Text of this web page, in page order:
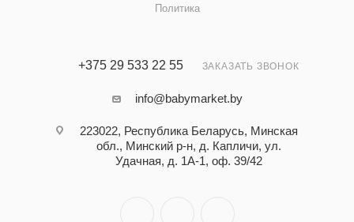
Политика
+375 29 533 22 55 ЗАКАЗАТЬ ЗВОНОК
info@babymarket.by
223022, Республика Беларусь, Минская
обл., Минский р-н, д. Капличи, ул.
Удачная, д. 1А-1, оф. 39/42